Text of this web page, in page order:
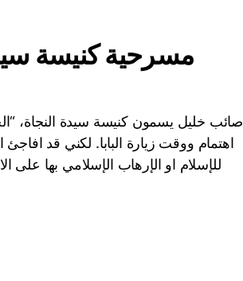
مسرحية كنيسة
صائب خليل يسمون كنيسة سيدة النجاة،
اهتمام ووقت زيارة البابا. لكني قد